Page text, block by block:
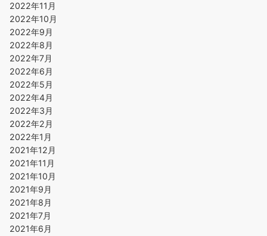
2022年11月
2022年10月
2022年9月
2022年8月
2022年7月
2022年6月
2022年5月
2022年4月
2022年3月
2022年2月
2022年1月
2021年12月
2021年11月
2021年10月
2021年9月
2021年8月
2021年7月
2021年6月